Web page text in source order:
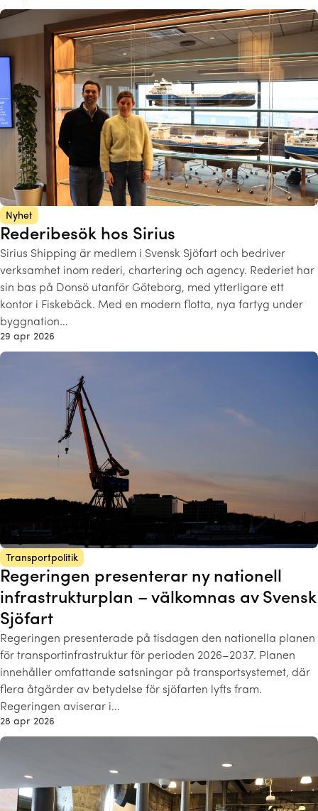
Nyhet
Rederibesök hos Sirius
Sirius Shipping är medlem i Svensk Sjöfart och bedriver
verksamhet inom rederi, chartering och agency. Rederiet har
sin bas på Donsö utanför Göteborg, med ytterligare ett
kontor i Fiskebäck. Med en modern flotta, nya fartyg under
byggnation…
29 apr 2026
Transportpolitik
Regeringen presenterar ny nationell
infrastrukturplan – välkomnas av Svensk
Sjöfart
Regeringen presenterade på tisdagen den nationella planen
för transportinfrastruktur för perioden 2026–2037. Planen
innehåller omfattande satsningar på transportsystemet, där
flera åtgärder av betydelse för sjöfarten lyfts fram.
Regeringen aviserar i…
28 apr 2026